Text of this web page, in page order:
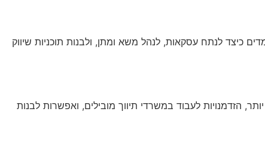
כיצד לנתח עסקאות, לנהל משא ומתן, ולבנות תוכניות שיווק
הזדמנויות לעבוד במשרדי תיווך מובילים, ואפשרות לבנות